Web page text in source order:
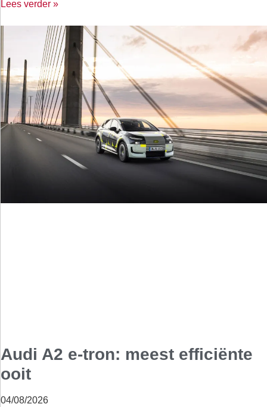
Lees verder »
Audi A2 e-tron: meest efficiënte
ooit
04/08/2026